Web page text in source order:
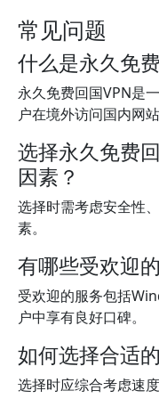
常见问题
什么是永久免
永久免费回国VPN是
户在境外访问国内网站
选择永久免费
因素？
选择时需考虑安全性
素。
有哪些受欢迎
受欢迎的服务包括
户中享有良好口碑。
如何选择合适
选择时应综合考虑速